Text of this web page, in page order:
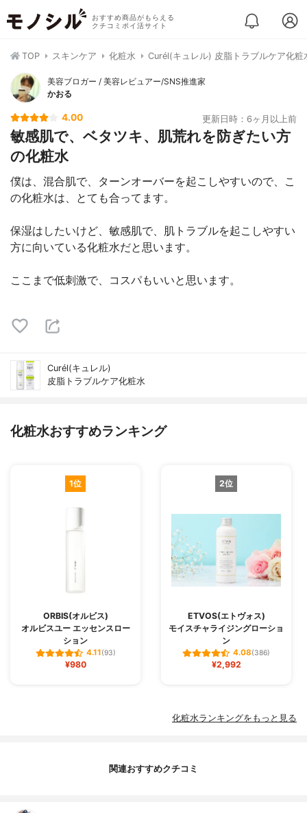
おすすめ商品がもらえる
クチコミポイ活サイト
TOP スキンケア 化粧水 Curél(キュレル) 皮脂トラブルケア化粧
美容ブロガー / 美容レビュアー/SNS推進家
かおる
4.00 更新日時：6ヶ月以上前
敏感肌で、ベタツキ、肌荒れを防ぎたい方
の化粧水
僕は、混合肌で、ターンオーバーを起こしやすいので、こ
の化粧水は、とても合ってます。
保湿はしたいけど、敏感肌で、肌トラブルを起こしやすい
方に向いている化粧水だと思います。
ここまで低刺激で、コスパもいいと思います。
Curél(キュレル)
皮脂トラブルケア化粧水
化粧水おすすめランキング
1位
ORBIS(オルビス)
オルビスユー エッセンスロー
ション
4.11(93)
¥980
2位
ETVOS(エトヴォス)
モイスチャライジングローショ
ン
4.08(386)
¥2,992
化粧水ランキングをもっと見る
関連おすすめクチコミ